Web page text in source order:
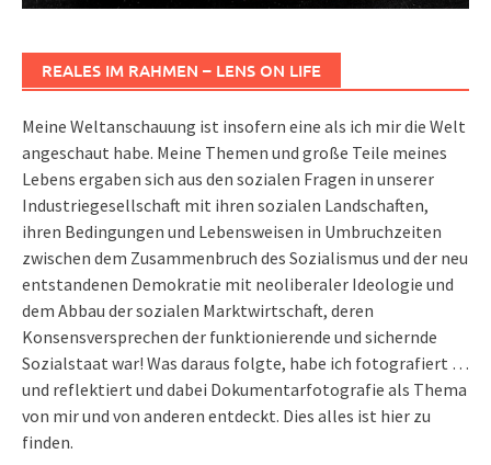
REALES IM RAHMEN – LENS ON LIFE
Meine Weltanschauung ist insofern eine als ich mir die Welt
angeschaut habe. Meine Themen und große Teile meines
Lebens ergaben sich aus den sozialen Fragen in unserer
Industriegesellschaft mit ihren sozialen Landschaften,
ihren Bedingungen und Lebensweisen in Umbruchzeiten
zwischen dem Zusammenbruch des Sozialismus und der neu
entstandenen Demokratie mit neoliberaler Ideologie und
dem Abbau der sozialen Marktwirtschaft, deren
Konsensversprechen der funktionierende und sichernde
Sozialstaat war! Was daraus folgte, habe ich fotografiert …
und reflektiert und dabei Dokumentarfotografie als Thema
von mir und von anderen entdeckt. Dies alles ist hier zu
finden.